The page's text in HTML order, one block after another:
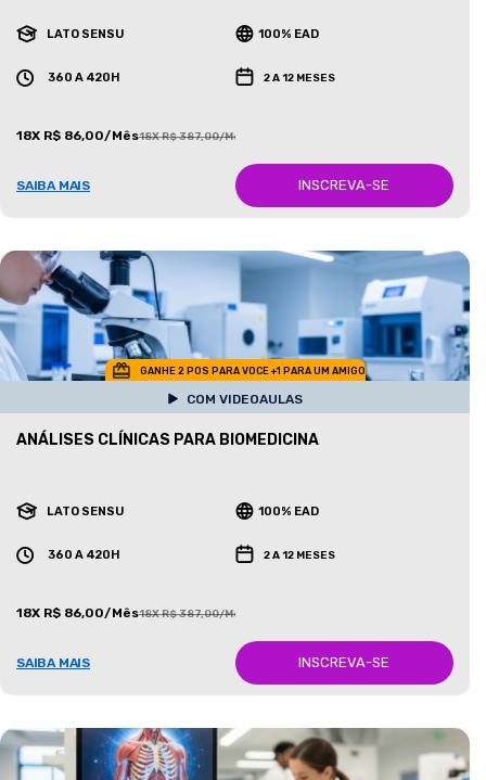
LATO SENSU 100% EAD
360 A 420H 2 A 12 MESES
18X R$ 86,00/Mês18X R$ 387,00/Mês
SAIBA MAIS INSCREVA-SE
GANHE 2 POS PARA VOCE +1 PARA UM AMIGO
COM VIDEOAULAS
ANÁLISES CLÍNICAS PARA BIOMEDICINA
LATO SENSU 100% EAD
360 A 420H 2 A 12 MESES
18X R$ 86,00/Mês18X R$ 387,00/Mês
SAIBA MAIS INSCREVA-SE